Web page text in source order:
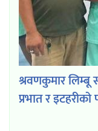
श्रवणकुमार लिम्बू
प्रभात र